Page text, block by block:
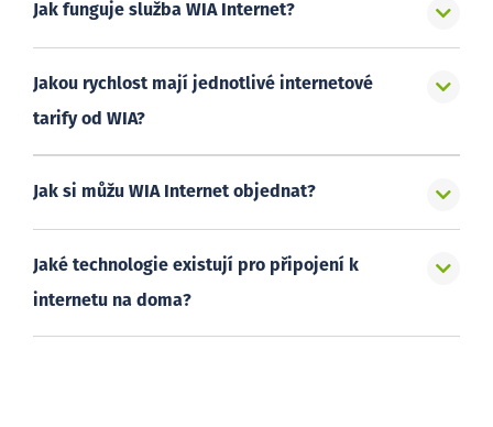
Jak funguje služba WIA Internet?
Jakou rychlost mají jednotlivé internetové
tarify od WIA?
Jak si můžu WIA Internet objednat?
Jaké technologie existují pro připojení k
internetu na doma?